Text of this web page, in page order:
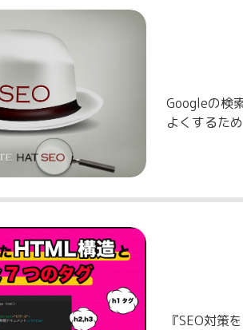
Googleの検
よくするた
『SEO対策